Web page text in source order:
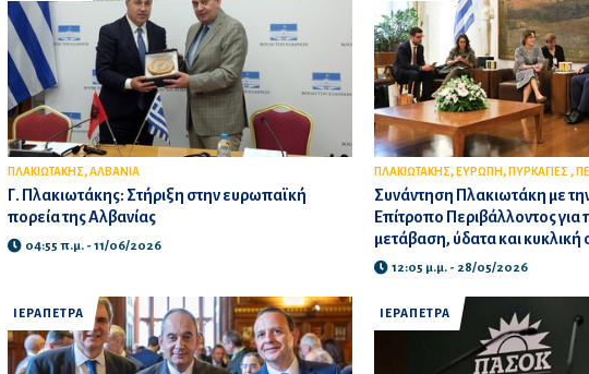
ΠΛΑΚΙΩΤΑΚΗΣ,ΑΛΒΑΝΙΑ
Γ. Πλακιωτάκης: Στήριξη στην ευρωπαϊκή
πορεία της Αλβανίας
04:55 π.μ. - 11/06/2026
ΠΛΑΚΙΩΤΑΚΗΣ, ΕΥΡΩΠΗ, ΠΥΡΚΑΓΙΕΣ ,
Συνάντηση Πλακιωτάκη με
Επίτροπο Περιβάλλοντος για
μετάβαση, ύδατα και κυκλική
12:05 μ.μ. - 28/05/2026
ΙΕΡΑΠΕΤΡΑ ΙΕΡΑΠΕΤΡΑ